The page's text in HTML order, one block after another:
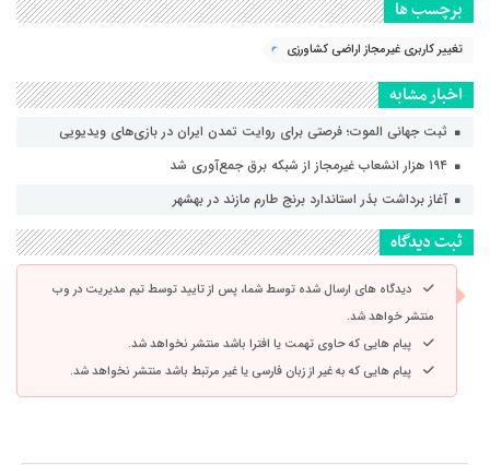
برچسب ها
تغییر کاربری غیرمجاز اراضی کشاورزی
اخبار مشابه
ثبت جهانی الموت؛ فرصتی برای روایت تمدن ایران در بازی‌های ویدیویی
آغاز برداشت بذر استاندارد برنج طارم مازند در بهشهر
ثبت دیدگاه
دیدگاه های ارسال شده توسط شما، پس از تایید توسط تیم مدیریت در وب
منتشر خواهد شد.
پیام هایی که حاوی تهمت یا افترا باشد منتشر نخواهد شد.
پیام هایی که به غیر از زبان فارسی یا غیر مرتبط باشد منتشر نخواهد شد.